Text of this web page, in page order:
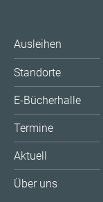
Ausleihen
Standorte
E-Bücherhalle
Termine
Aktuell
Über uns